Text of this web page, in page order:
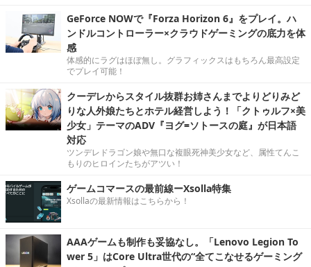
GeForce NOWで『Forza Horizon 6』をプレイ。ハ
ンドルコントローラー×クラウドゲーミングの底力を体
感
体感的にラグはほぼ無し。グラフィックスはもちろん最高設定
でプレイ可能！
クーデレからスタイル抜群お姉さんまでよりどりみど
りな人外娘たちとホテル経営しよう！「クトゥルフ×美
少女」テーマのADV『ヨグ=ソトースの庭』が日本語
対応
ツンデレドラゴン娘や無口な複眼死神美少女など、属性てんこ
もりのヒロインたちがアツい！
ゲームコマースの最前線ーXsolla特集
Xsollaの最新情報はこちらから！
AAAゲームも制作も妥協なし。「Lenovo Legion To
wer 5」はCore Ultra世代の“全てこなせるゲーミング